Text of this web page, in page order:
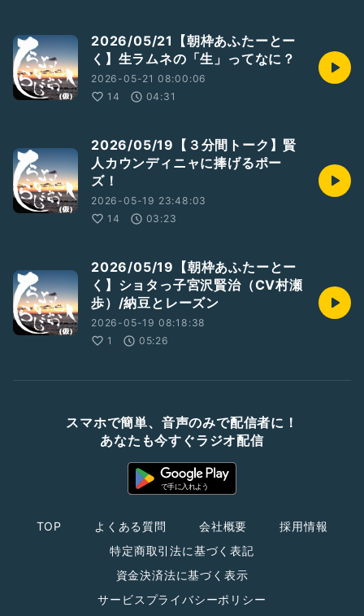
2026/05/21【朝枠あふたーとー
く】生ラムネの「生」ってなに？
2026-05-21 08:00:06
14
04:31
2026/05/19【３分間トーク】賢
人カウンディニャに捧げるポー
ズ！
2026-05-19 23:48:03
14
03:23
2026/05/19【朝枠あふたーとー
く】ショタっ子宮沢賢治（CV村瀬
歩）/納豆とレーズン
2026-05-19 08:18:38
1
05:26
スマホで簡単、音声のみで配信者に！
あなたも今すぐラジオ配信
TOP よくある質問 会社概要
採用情報
特定商取引法に基づく表記
資金決済法に基づく表示
サービスプライバシーポリシー